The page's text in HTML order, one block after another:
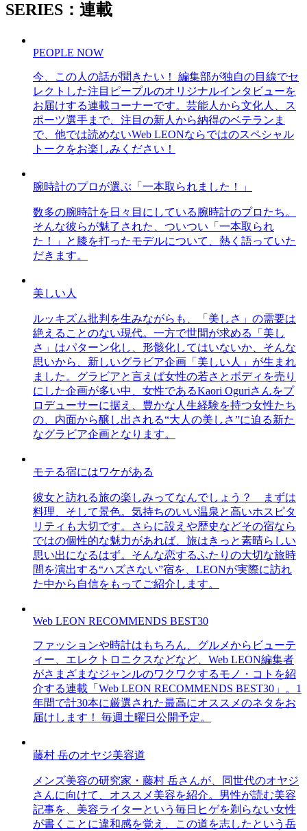
SERIES：連載
PEOPLE NOW
今、この人の話が聞きたい！ 編集部が独自の目線でセ
レクトした注目ピープルのオリジナルインタビューを
お届けする連載コーナーです。芸能人から文化人、ス
ポーツ選手まで、注目の新人から納得のベテランま
で、他では読めないWeb LEONならではのスペシャル
トークをお楽しみください！
腕時計のプロが選ぶ「一本取られました！」
数多の腕時計を日々目にしている腕時計のプロたち。
そんな彼らが魅了された、ついつい「一本取られ
た！」と膝を打ったモデルについて、熱く語っていた
だきます。
美しい人
ルッキズム批判を生みながらも、「美しさ」の需要は
絶えることのない現代。一方で世間が求める「美し
さ」はパターン化し、形骸化してはいないか、そんな
思いから、新しいグラビア企画「美しい人」が生まれ
ました。グラビアと言えば女性の若さとボディを売り
にした企画が多い中、女性であるKaori Oguriさんをプ
ロデューサーに据え、豊かな人生経験を持つ女性たち
の、内面から醸し出される“大人の美しさ”に迫る新た
なグラビア企画となります。
モテる宿にはワケがある
彼女と訪れる旅の楽しみってなんでしょう？ まずは
料理、そして景色。気持ちのいい温泉と高いホスピタ
リティも大切です。さらに設えや歴史などその宿なら
ではの個性的な魅力があれば、旅はきっと素晴らしい
思い出になるはず。そんな恋するふたりの大切な旅時
間を演出する“ハズさない”宿を、LEONが実際に訪れ
た中から自信をもってご紹介します。
Web LEON RECOMMENDS BEST30
ファッションや時計はもちろん、グルメからビューテ
ィー、エレクトロニクスなどなど、Web LEON編集者
がさまざまなジャンルのワクワクするモノ・コトを紹
介する連載「Web LEON RECOMMENDS BEST30」。1
年間で計30本に厳選された最高にオススメのネタをお
届けします！ 毎週土曜日公開予定。
藤村 岳のオヤジ美容道
メンズ美容の研究家・藤村 岳さんが、同世代のオヤジ
さんに向けて、オススメ美容を紹介。男性が読む美容
記事を、美容ライターという毎日ヒゲを剃らない女性
が書くことに違和感を覚え、この道を志したという岳